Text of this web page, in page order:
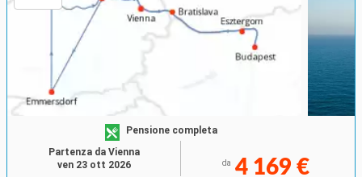
Pensione completa
da 4 169 €
Partenza da Vienna
ven 23 ott 2026